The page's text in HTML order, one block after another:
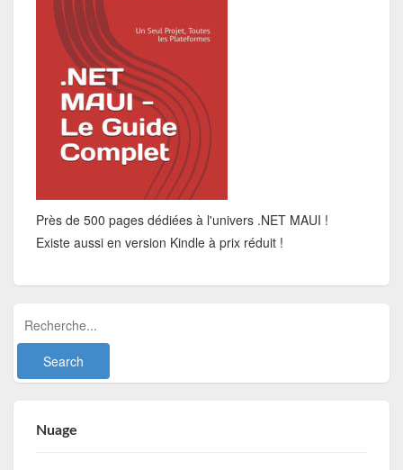
Près de 500 pages dédiées à l'univers .NET MAUI !
Existe aussi en version Kindle à prix réduit !
Nuage